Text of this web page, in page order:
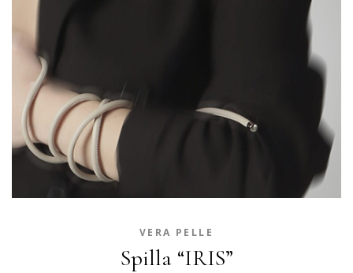
VERA PELLE
Spilla “IRIS”